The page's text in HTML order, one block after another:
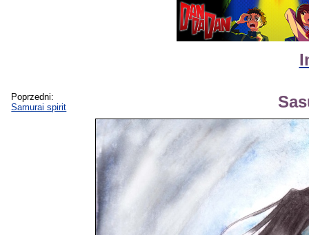
Poprzedni:
Samurai spirit